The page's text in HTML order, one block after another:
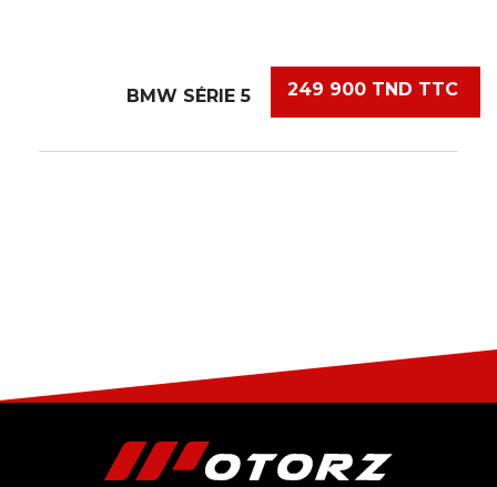
249 900 TND TTC
BMW SÉRIE 5